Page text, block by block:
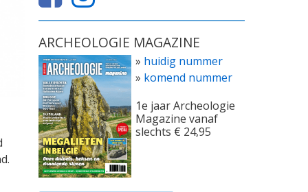
ARCHEOLOGIE MAGAZINE
» huidig nummer
» komend nummer
1e jaar Archeologie
Magazine vanaf
slechts € 24,95